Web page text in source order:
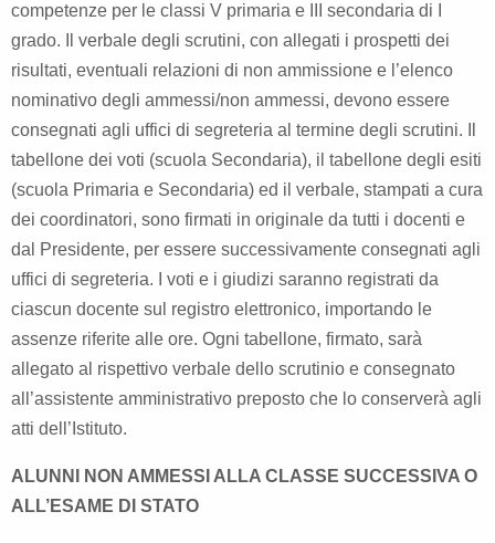
competenze per le classi V primaria e III secondaria di I
grado. Il verbale degli scrutini, con allegati i prospetti dei
risultati, eventuali relazioni di non ammissione e l’elenco
nominativo degli ammessi/non ammessi, devono essere
consegnati agli uffici di segreteria al termine degli scrutini. Il
tabellone dei voti (scuola Secondaria), il tabellone degli esiti
(scuola Primaria e Secondaria) ed il verbale, stampati a cura
dei coordinatori, sono firmati in originale da tutti i docenti e
dal Presidente, per essere successivamente consegnati agli
uffici di segreteria. I voti e i giudizi saranno registrati da
ciascun docente sul registro elettronico, importando le
assenze riferite alle ore. Ogni tabellone, firmato, sarà
allegato al rispettivo verbale dello scrutinio e consegnato
all’assistente amministrativo preposto che lo conserverà agli
atti dell’Istituto.
ALUNNI NON AMMESSI ALLA CLASSE SUCCESSIVA O
ALL’ESAME DI STATO